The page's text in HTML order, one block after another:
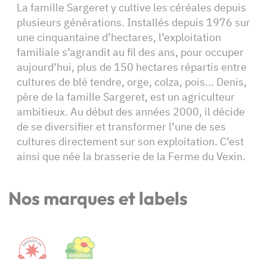
La famille Sargeret y cultive les céréales depuis
plusieurs générations. Installés depuis 1976 sur
une cinquantaine d’hectares, l’exploitation
familiale s’agrandit au fil des ans, pour occuper
aujourd’hui, plus de 150 hectares répartis entre
cultures de blé tendre, orge, colza, pois... Denis,
père de la famille Sargeret, est un agriculteur
ambitieux. Au début des années 2000, il décide
de se diversifier et transformer l’une de ses
cultures directement sur son exploitation. C’est
ainsi que née la brasserie de la Ferme du Vexin.
Nos marques et labels